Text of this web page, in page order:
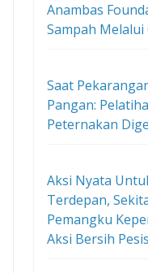
Anambas
Sampah Melalui
Saat
Pangan:
Peternakan
Aksi Nyata
Terdepan,
Pemangku
Aksi Bersih